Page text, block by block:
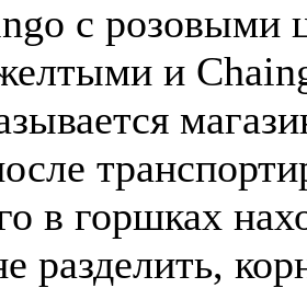
c розовыми
и
в горшках
разделить,